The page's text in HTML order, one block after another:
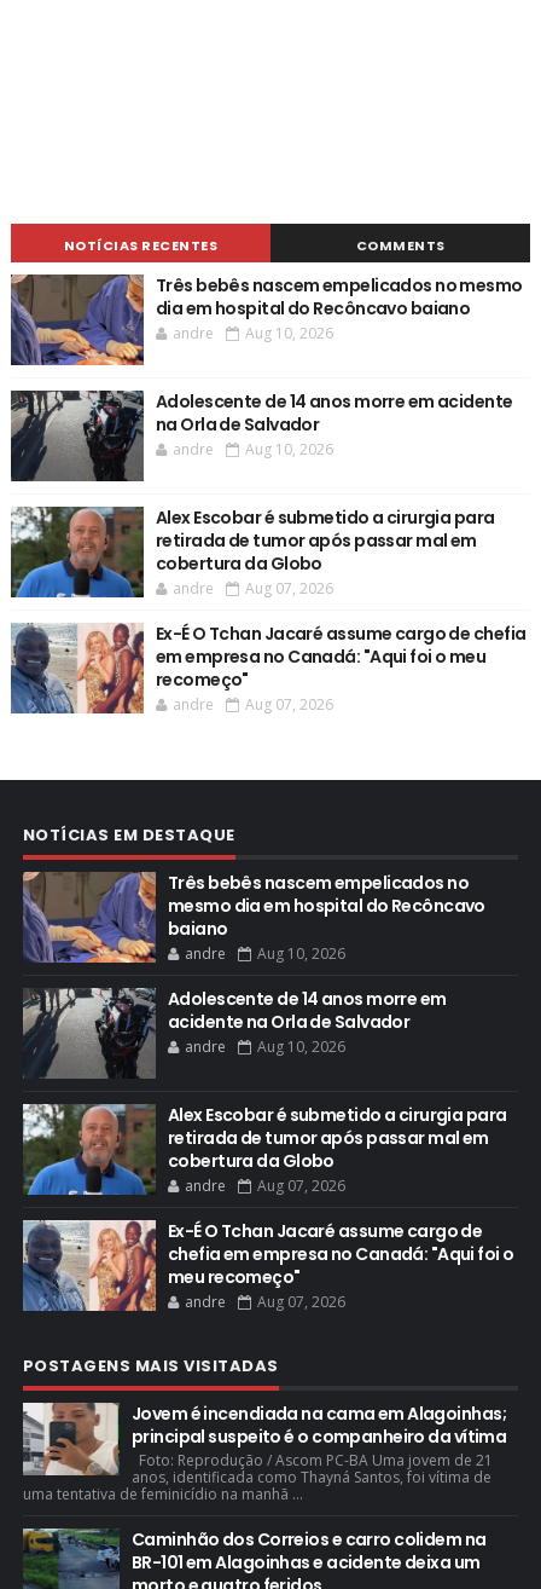
NOTÍCIAS RECENTES COMMENTS
Três bebês nascem empelicados no mesmo
dia em hospital do Recôncavo baiano
andre Aug 10, 2026
Adolescente de 14 anos morre em acidente
na Orla de Salvador
andre Aug 10, 2026
Alex Escobar é submetido a cirurgia para
retirada de tumor após passar mal em
cobertura da Globo
andre Aug 07, 2026
Ex-É O Tchan Jacaré assume cargo de chefia
em empresa no Canadá: "Aqui foi o meu
recomeço"
andre Aug 07, 2026
NOTÍCIAS EM DESTAQUE
Três bebês nascem empelicados no
mesmo dia em hospital do Recôncavo
baiano
andre Aug 10, 2026
Adolescente de 14 anos morre em
acidente na Orla de Salvador
andre Aug 10, 2026
Alex Escobar é submetido a cirurgia para
retirada de tumor após passar mal em
cobertura da Globo
andre Aug 07, 2026
Ex-É O Tchan Jacaré assume cargo de
chefia em empresa no Canadá: "Aqui foi o
meu recomeço"
andre Aug 07, 2026
POSTAGENS MAIS VISITADAS
Jovem é incendiada na cama em Alagoinhas;
principal suspeito é o companheiro da vítima
Foto: Reprodução / Ascom PC-BA Uma jovem de 21
anos, identificada como Thayná Santos, foi vítima de
uma tentativa de feminicídio na manhã ...
Caminhão dos Correios e carro colidem na
BR-101 em Alagoinhas e acidente deixa um